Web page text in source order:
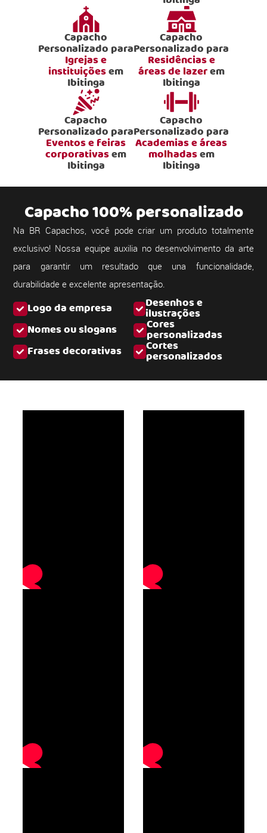
Capacho
Personalizado para
Igrejas e
instituiçõesem
Ibitinga
Capacho
Personalizado para
Residências e
áreas de lazerem
Ibitinga
Capacho
Personalizado para
Eventos e feiras
corporativasem
Ibitinga
Capacho
Personalizado para
Academias e áreas
molhadasem
Ibitinga
Logo da empresa Desenhos e
ilustrações
Nomes ou slogans
Cores
personalizadas
Frases decorativas
Cortes
personalizados
Capacho 100% personalizado
Na BR Capachos, você pode criar um produto totalmente
exclusivo! Nossa equipe auxilia no desenvolvimento da arte
para garantir um resultado que una funcionalidade,
durabilidade e excelente apresentação.